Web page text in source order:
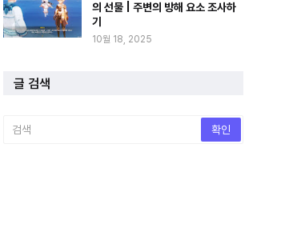
의 선물 | 주변의 방해 요소 조사하
기
10월 18, 2025
글 검색